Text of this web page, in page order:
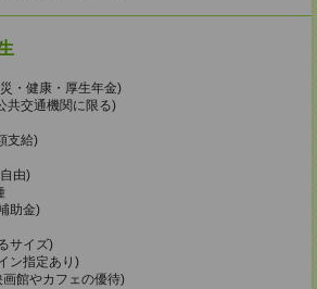
・健康・厚生年金)
共交通機関に限る)
支給)
由)
助金)
サイズ)
ン指定あり)
館やカフェの優待)